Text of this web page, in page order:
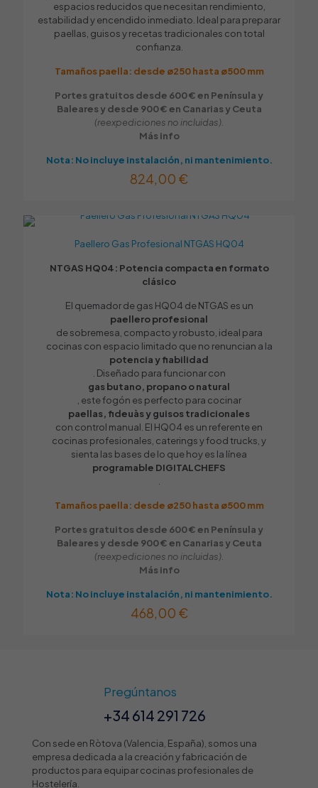
espacios reducidos que necesitan rendimiento,
estabilidad y encendido inmediato. Ideal para preparar
paellas, guisos y recetas tradicionales con total
confianza.
Tamaños paella: desde ø250 hasta ø500 mm
Portes gratuitos desde 600 € en Península y
Baleares y desde 900 € en Canarias y Ceuta
(reexpediciones no incluidas).
Más info
Nota: No incluye instalación, ni mantenimiento.
824,00 €
Paellero Gas Profesional NTGAS HQ04
NTGAS HQ04: Potencia compacta en formato
clásico
El quemador de gas HQ04 de NTGAS es un
paellero profesional
de sobremesa, compacto y robusto, ideal para
cocinas con espacio limitado que no renuncian a la
potencia y fiabilidad
. Diseñado para funcionar con
gas butano, propano o natural
, este fogón es perfecto para cocinar
paellas, fideuàs y guisos tradicionales
con control manual. El HQ04 es un referente en
cocinas profesionales, caterings y food trucks, y
sienta las bases de lo que hoy es la línea
programable DIGITALCHEFS
Tamaños paella: desde ø250 hasta ø500 mm
Portes gratuitos desde 600 € en Península y
Baleares y desde 900 € en Canarias y Ceuta
(reexpediciones no incluidas).
Más info
Nota: No incluye instalación, ni mantenimiento.
468,00 €
Pregúntanos
+34 614 291 726
Con sede en Ròtova (Valencia, España), somos una
empresa dedicada a la creación y fabricación de
productos para equipar cocinas profesionales de
Hostelería.